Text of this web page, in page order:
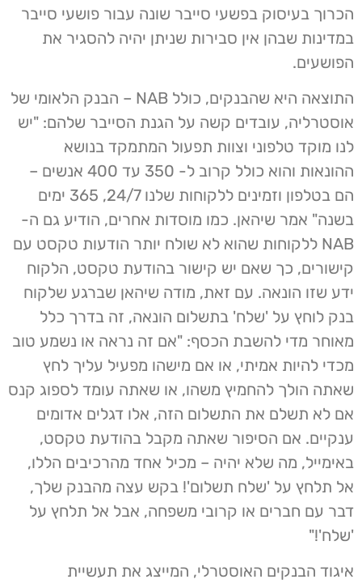
הכרוך בעיסוק בפשעי סייבר שונה עבור פושעי סייבר
במדינות שבהן אין סבירות שניתן יהיה להסגיר את
הפושעים.
התוצאה היא שהבנקים, כולל NAB – הבנק הלאומי של
אוסטרליה, עובדים קשה על הגנת הסייבר שלהם: "יש
לנו מוקד טלפוני וצוות תפעול המתמקד בנושא
ההונאות והוא כולל קרוב ל- 350 עד 400 אנשים –
הם בטלפון וזמינים ללקוחות שלנו 24/7, 365 ימים
בשנה" אמר שיהאן. כמו מוסדות אחרים, הודיע גם ה-
NAB ללקוחות שהוא לא שולח יותר הודעות טקסט עם
קישורים, כך שאם יש קישור בהודעת טקסט, הלקוח
ידע שזו הונאה. עם זאת, מודה שיהאן שברגע שלקוח
בנק לוחץ על 'שלח' בתשלום הונאה, זה בדרך כלל
מאוחר מדי להשבת הכסף: "אם זה נראה או נשמע טוב
מכדי להיות אמיתי, או אם מישהו מפעיל עליך לחץ
שאתה הולך להחמיץ משהו, או שאתה עומד לספוג קנס
אם לא תשלם את התשלום הזה, אלו דגלים אדומים
ענקיים. אם הסיפור שאתה מקבל בהודעת טקסט,
באימייל, מה שלא יהיה – מכיל אחד מהרכיבים הללו,
אל תלחץ על 'שלח תשלום'! בקש עצה מהבנק שלך,
דבר עם חברים או קרובי משפחה, אבל אל תלחץ על
'שלח'!"
איגוד הבנקים האוסטרלי, המייצג את תעשיית